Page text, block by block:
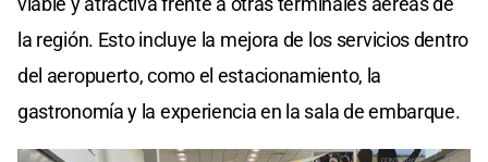
la región. Esto incluye la mejora de los servicios dentro
del aeropuerto, como el estacionamiento, la
gastronomía y la experiencia en la sala de embarque.